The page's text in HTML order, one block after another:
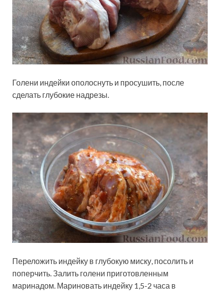
Голени индейки ополоснуть и просушить, после
сделать глубокие надрезы.
Переложить индейку в глубокую миску, посолить и
поперчить. Залить голени приготовленным
маринадом. Мариновать индейку 1,5-2 часа в